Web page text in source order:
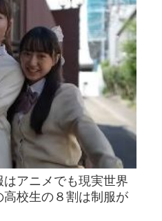
アニメでも現実世界
校生の８割は制服が